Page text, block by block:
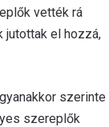
vették rá
jutottak el hozzá,
szerinte
szereplők